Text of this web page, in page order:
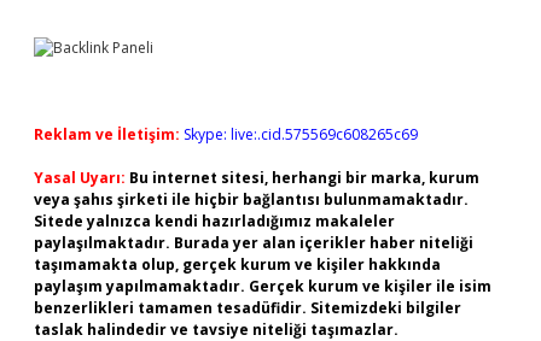
Reklam ve İletişim: Skype: live:.cid.575569c608265c69
Yasal Uyarı: Bu internet sitesi, herhangi bir marka, kurum
veya şahıs şirketi ile hiçbir bağlantısı bulunmamaktadır.
Sitede yalnızca kendi hazırladığımız makaleler
paylaşılmaktadır. Burada yer alan içerikler haber niteliği
taşımamakta olup, gerçek kurum ve kişiler hakkında
paylaşım yapılmamaktadır. Gerçek kurum ve kişiler ile isim
benzerlikleri tamamen tesadüfidir. Sitemizdeki bilgiler
taslak halindedir ve tavsiye niteliği taşımazlar.